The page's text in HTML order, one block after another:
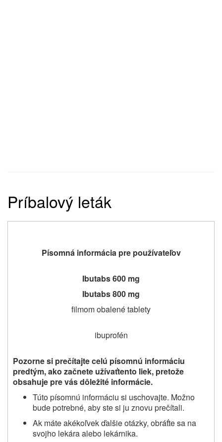
Príbalový leták
Písomná informácia pre používateľov
Ibutabs 600 mg
Ibutabs 800 mg
filmom obalené tablety
ibuprofén
Pozorne si prečítajte celú písomnú informáciu
predtým, ako začnete užívaťtento liek, pretože
obsahuje pre vás dôležité informácie.
Túto písomnú informáciu si uschovajte. Možno
bude potrebné, aby ste si ju znovu prečítali.
Ak máte akékoľvek ďalšie otázky, obráťte sa na
svojho lekáraalebo lekárnika.